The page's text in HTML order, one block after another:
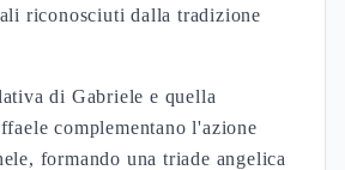
riconosciuti dalla tradizione
di Gabriele e quella
complementano l'azione
formando una triade angelica